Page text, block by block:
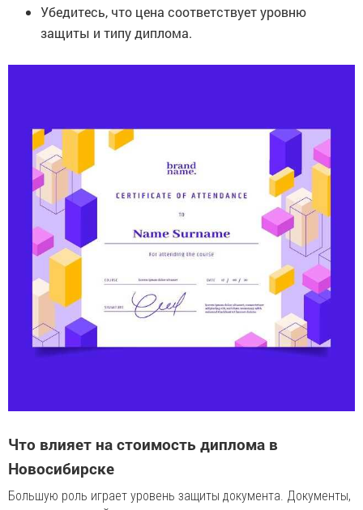
Убедитесь, что цена соответствует уровню
защиты и типу диплома.
Что влияет на стоимость диплома в
Новосибирске
Большую роль играет уровень защиты документа. Документы,